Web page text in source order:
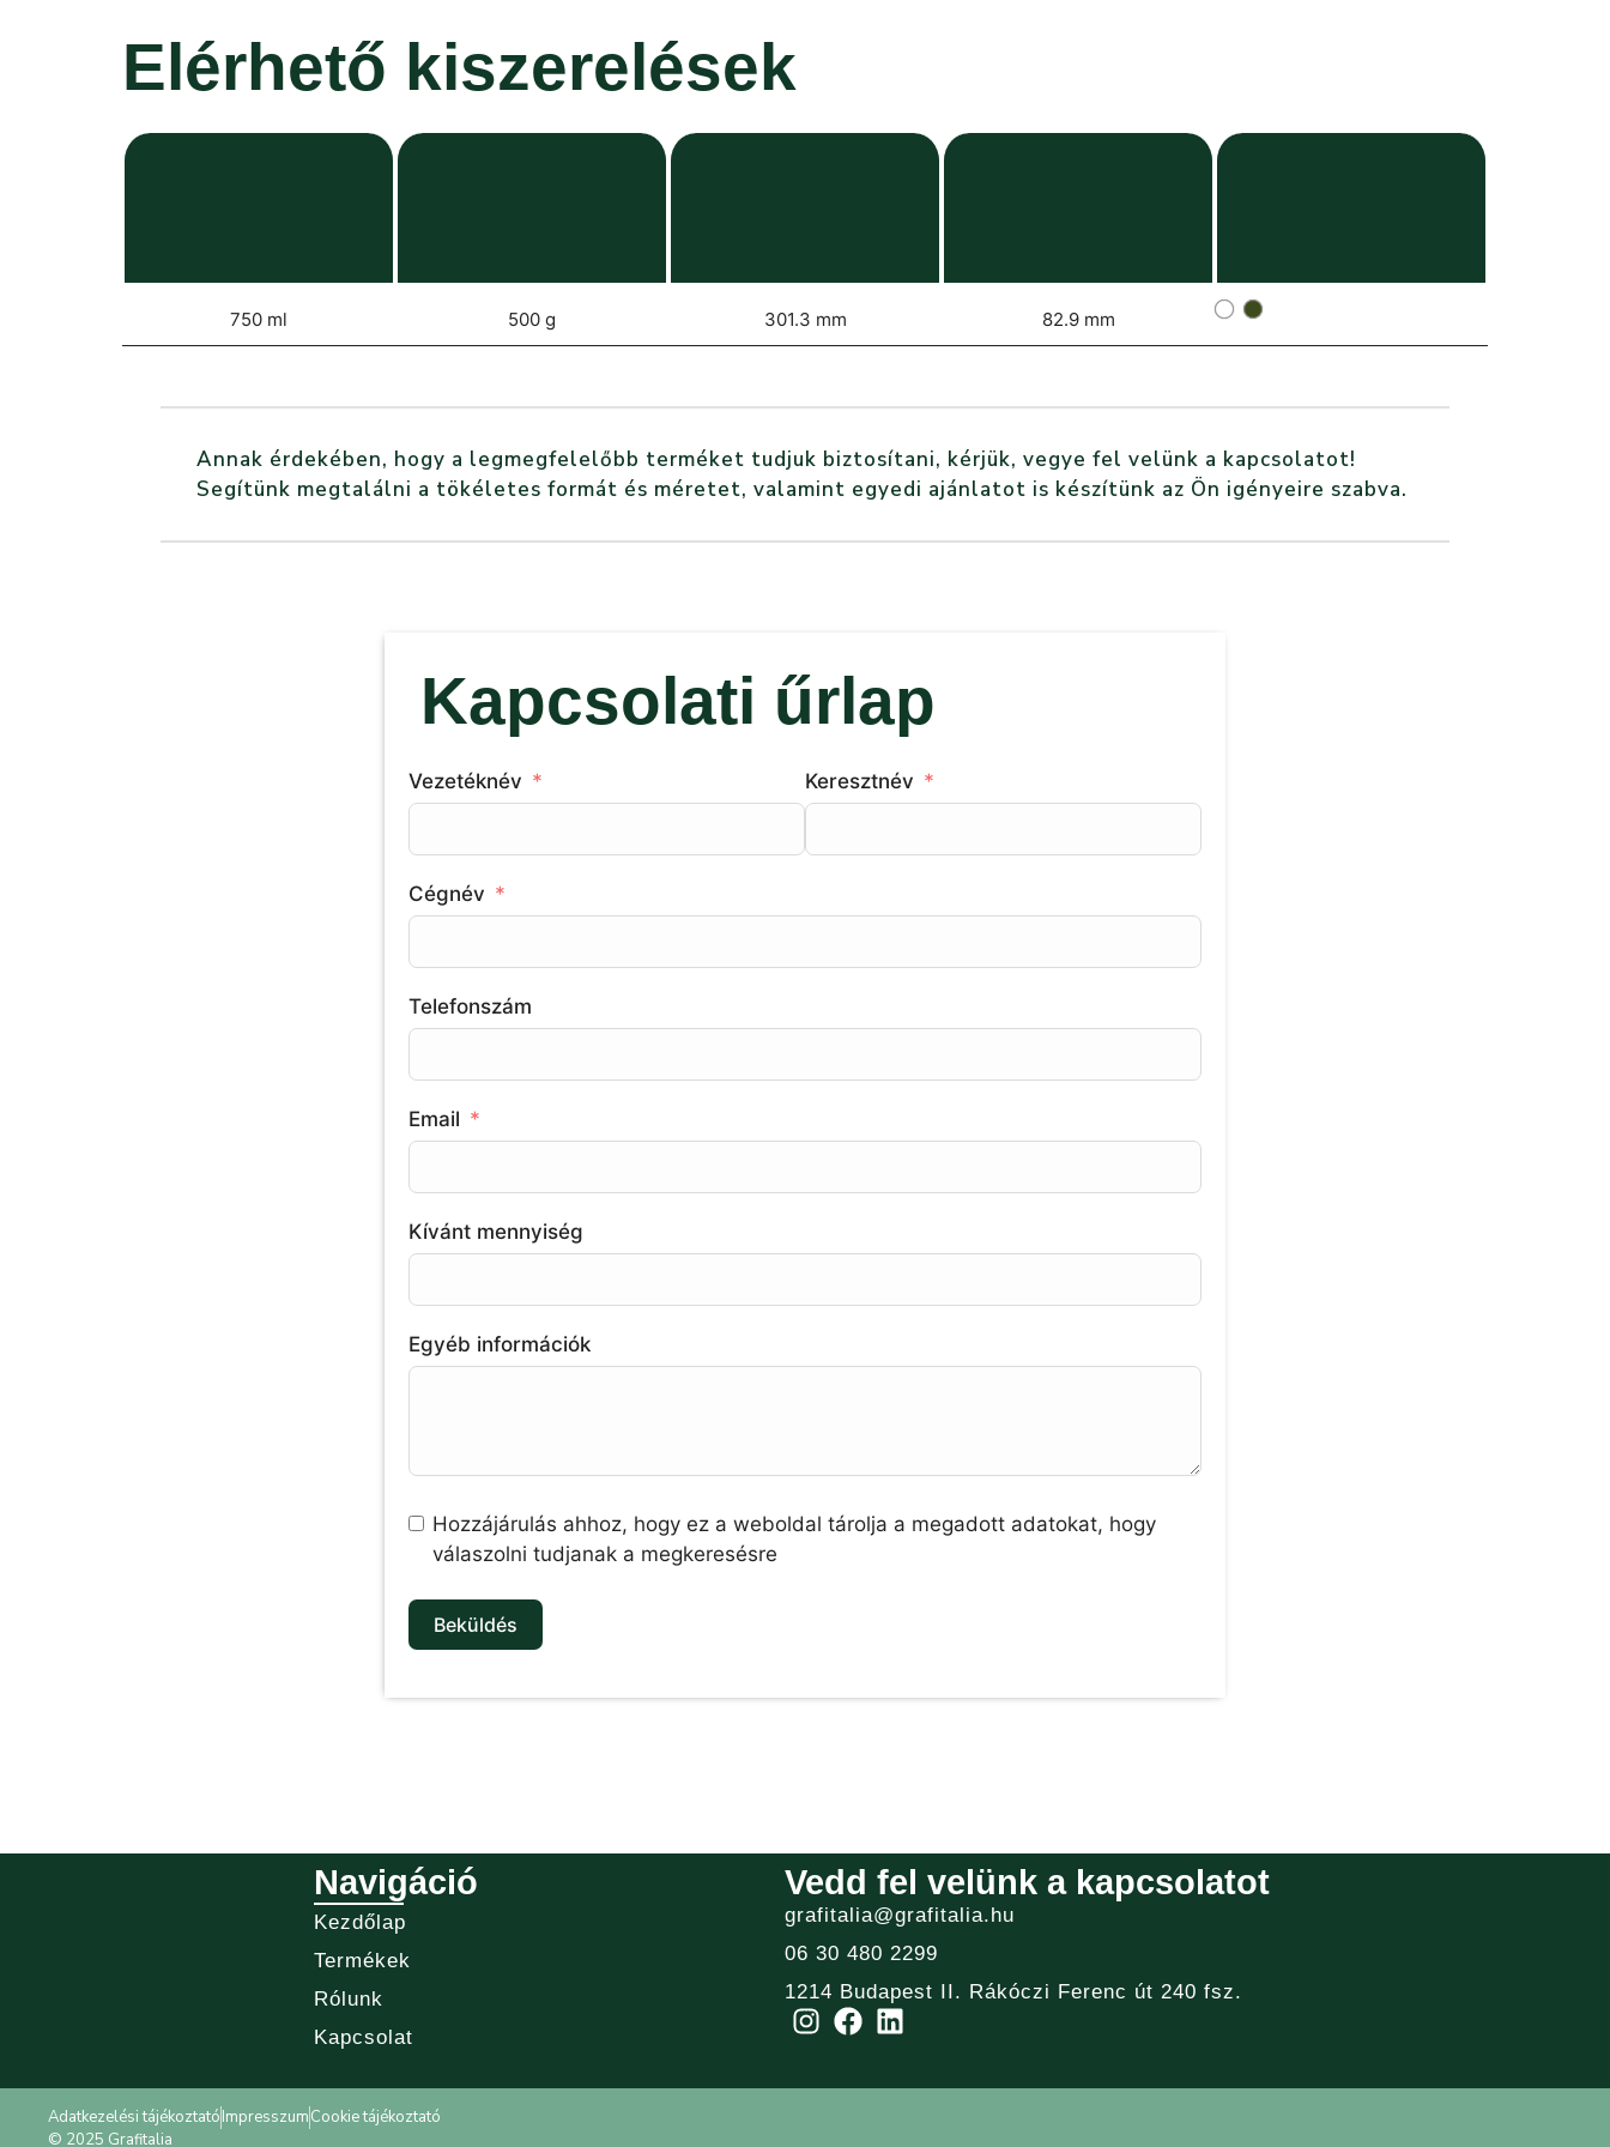
Elérhető kiszerelések
750 ml 500 g 301.3 mm 82.9 mm
Annak érdekében, hogy a legmegfelelőbb terméket tudjuk biztosítani, kérjük, vegye fel velünk a kapcsolatot!
Segítünk megtalálni a tökéletes formát és méretet, valamint egyedi ajánlatot is készítünk az Ön igényeire szabva.
Kapcsolati űrlap
Vezetéknév Keresztnév
Cégnév
Telefonszám
Email
Kívánt mennyiség
Egyéb információk
Hozzájárulás ahhoz, hogy ez a weboldal tárolja a megadott adatokat, hogy
válaszolni tudjanak a megkeresésre
Beküldés
Navigáció
Kezdőlap
Termékek
Rólunk
Kapcsolat
Vedd fel velünk a kapcsolatot
grafitalia@grafitalia.hu
06 30 480 2299
1214 Budapest II. Rákóczi Ferenc út 240 fsz.
Adatkezelési tájékoztatóImpresszumCookie tájékoztató
© 2025 Grafitalia